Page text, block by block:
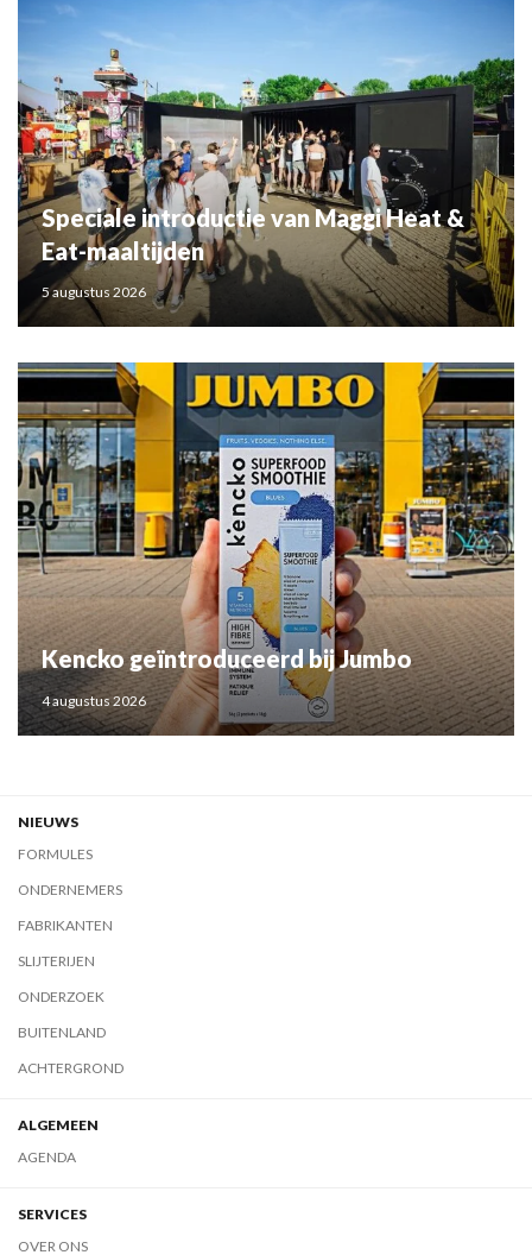
Speciale introductie van Maggi Heat &
Eat-maaltijden
5 augustus 2026
Kencko geïntroduceerd bij Jumbo
4 augustus 2026
NIEUWS
FORMULES
ONDERNEMERS
FABRIKANTEN
SLIJTERIJEN
ONDERZOEK
BUITENLAND
ACHTERGROND
ALGEMEEN
AGENDA
SERVICES
OVER ONS